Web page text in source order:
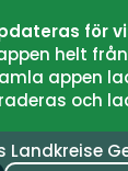
för
helt
och
Landkreise